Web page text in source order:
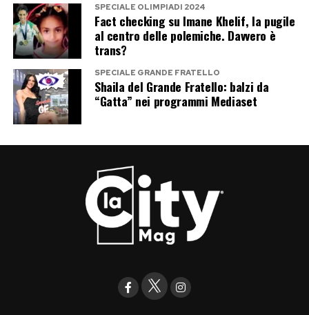
SPECIALE OLIMPIADI 2024
Fact checking su Imane Khelif, la pugile
al centro delle polemiche. Davvero è
trans?
SPECIALE GRANDE FRATELLO
Shaila del Grande Fratello: balzi da
“Gatta” nei programmi Mediaset